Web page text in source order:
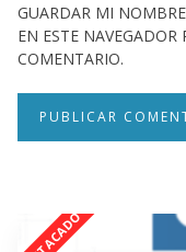
GUARDAR MI
EN ESTE
COMENTARIO.